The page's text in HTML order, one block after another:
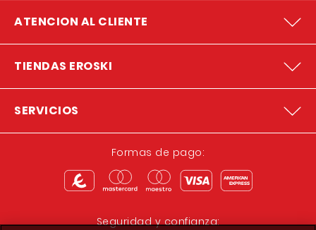
ATENCION AL CLIENTE
TIENDAS EROSKI
SERVICIOS
Formas de pago:
Seguridad y confianza: